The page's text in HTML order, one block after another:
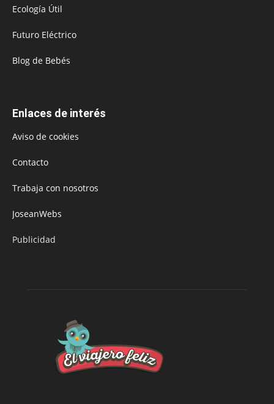
Ecología Útil
Futuro Eléctrico
Blog de Bebés
Enlaces de interés
Aviso de cookies
Contacto
Trabaja con nosotros
JoseanWebs
Publicidad